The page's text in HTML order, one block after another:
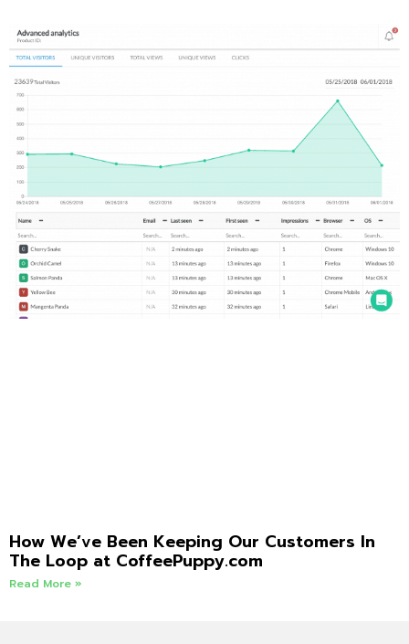
How We’ve Been Keeping Our Customers In
The Loop at CoffeePuppy.com
Read More »